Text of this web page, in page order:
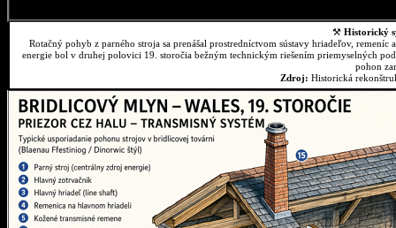
⚒ Historický
Rotačný pohyb z parného stroja sa prenášal prostredníctvom sústavy hriadeľov,
energie bol v druhej polovici 19. storočia bežným technickým riešením priemyselných
pohon
Zdroj: Historická